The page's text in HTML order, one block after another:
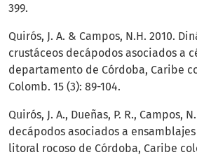
399.
Quirós, J. A. & Campos, N.H. 2010.
crustáceos decápodos asociados a
departamento de Córdoba, Caribe
Colomb. 15 (3): 89-104.
Quirós, J. A., Dueñas, P. R., Campos,
decápodos asociados a
litoral rocoso de Córdoba, Caribe